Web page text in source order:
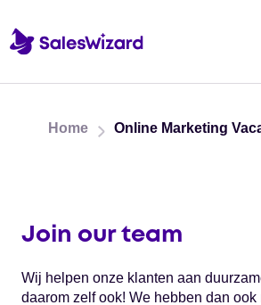
Home Online Marketing
Join our team
Wij helpen onze klanten aan
daarom zelf ook! We hebben dan